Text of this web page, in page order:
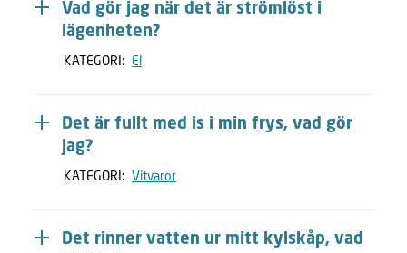
Vad gör jag när det är strömlöst i
lägenheten?
KATEGORI: El
Det är fullt med is i min frys, vad gör
jag?
KATEGORI: Vitvaror
Det rinner vatten ur mitt kylskåp, vad